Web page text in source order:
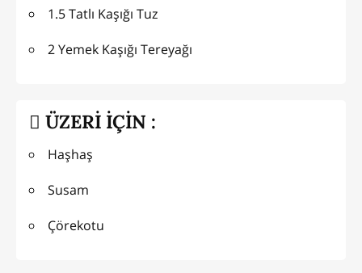
1.5 Tatlı Kaşığı Tuz
2 Yemek Kaşığı Tereyağı
ÜZERİ İÇİN :
Haşhaş
Susam
Çörekotu